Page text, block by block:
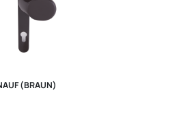
(BRAUN)